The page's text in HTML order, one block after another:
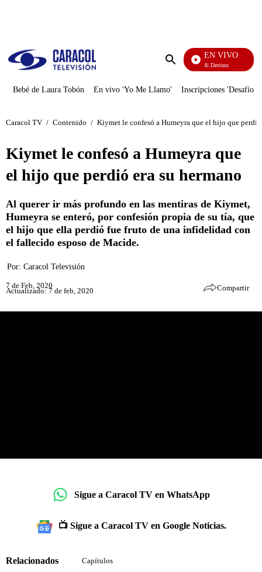
Enviar
EN VIVO
El Juego De Mi Destino
Bebé de Laura Tobón En vivo 'Yo Me Llamo' Inscripciones 'Desafío'
Caracol TV / Contenido / Kiymet le confesó a Humeyra que el hijo que perdió
Kiymet le confesó a Humeyra que
el hijo que perdió era su hermano
Al querer ir más profundo en las mentiras de Kiymet,
Humeyra se enteró, por confesión propia de su tía, que
el hijo que ella perdió fue fruto de una infidelidad con
el fallecido esposo de Macide.
Por: Caracol Televisión
7 de Feb, 2020
Actualizado: 7 de feb, 2020 Compartir
Sigue a Caracol TV en WhatsApp
📺 Sigue a Caracol TV en Google Noticias.
Relacionados Capítulos